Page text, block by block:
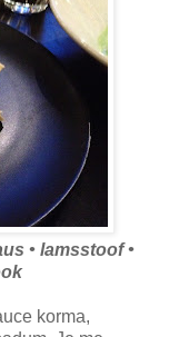
• lamsstoof •
korma,